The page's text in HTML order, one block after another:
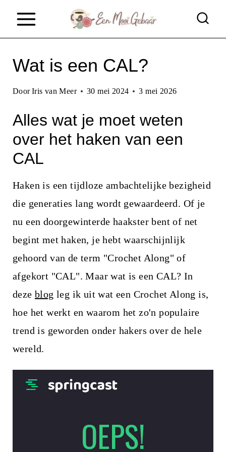
Wat is een CAL?
Door Iris van Meer 30 mei 2024 3 mei 2026
Alles wat je moet weten
over het haken van een
CAL
Haken is een tijdloze ambachtelijke bezigheid
die generaties lang wordt gewaardeerd. Of je
nu een doorgewinterde haakster bent of net
begint met haken, je hebt waarschijnlijk
gehoord van de term "Crochet Along" of
afgekort "CAL". Maar wat is een CAL? In
deze blog leg ik uit wat een Crochet Along is,
hoe het werkt en waarom het zo'n populaire
trend is geworden onder hakers over de hele
wereld.